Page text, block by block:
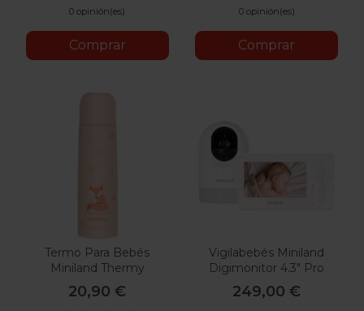
0 opinión(es)
Comprar
0 opinión(es)
Comprar
Termo Para Bebés
Miniland Thermy
20,90 €
Vigilabebés Miniland
Digimonitor 4.3" Pro
249,00 €